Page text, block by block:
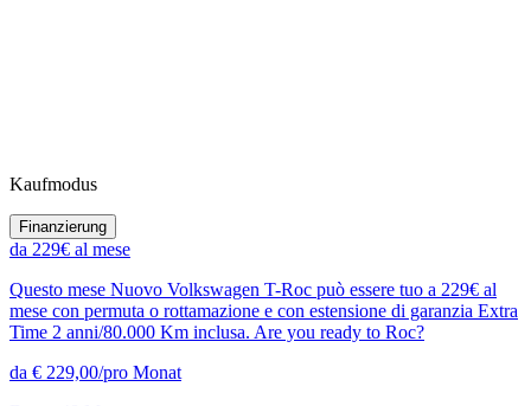
Kaufmodus
Finanzierung
da 229€ al mese
Questo mese Nuovo Volkswagen T-Roc può essere tuo a 229€ al
mese con permuta o rottamazione e con estensione di garanzia Extra
Time 2 anni/80.000 Km inclusa. Are you ready to Roc?
da € 229,00/pro Monat